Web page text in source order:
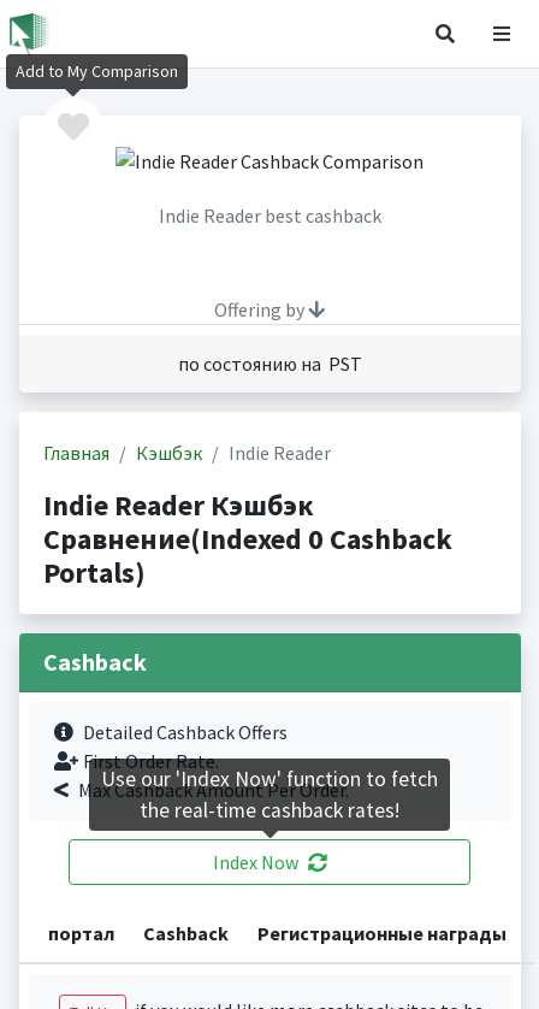
Indie Reader best cashback
Offering by
по состоянию на PST
Главная Кэшбэк Indie Reader
Indie Reader Кэшбэк
Сравнение(Indexed 0 Cashback
Portals)
Cashback
Detailed Cashback Offers
First Order Rate.
Max Cashback Amount Per Order.
Index Now
портал Cashback Регистрационные награды
Add to My Comparison
Use our 'Index Now' function to fetch
the real-time cashback rates!